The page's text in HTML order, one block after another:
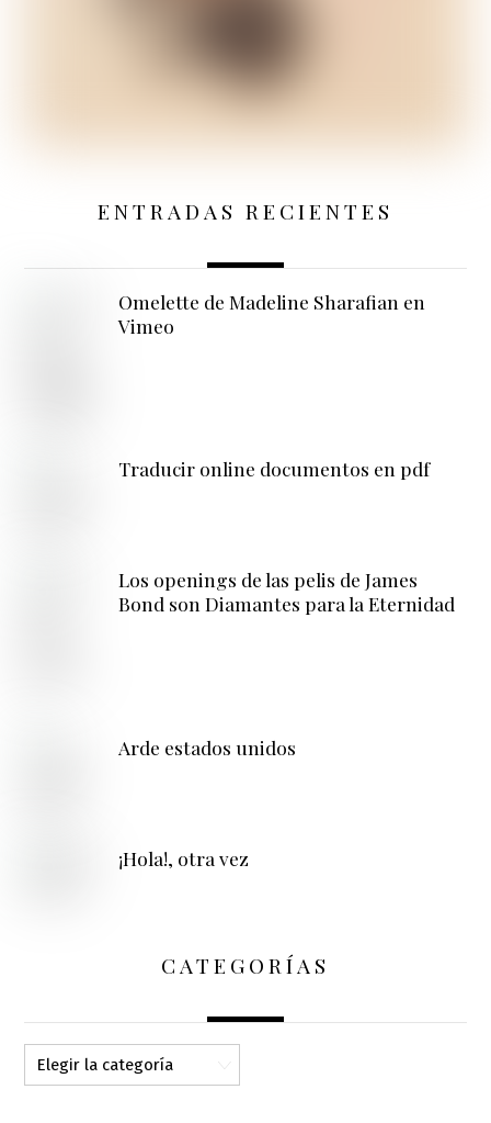
ENTRADAS RECIENTES
Omelette de Madeline Sharafian en
Vimeo
Traducir online documentos en pdf
Los openings de las pelis de James
Bond son Diamantes para la Eternidad
Arde estados unidos
¡Hola!, otra vez
CATEGORÍAS
Categorías